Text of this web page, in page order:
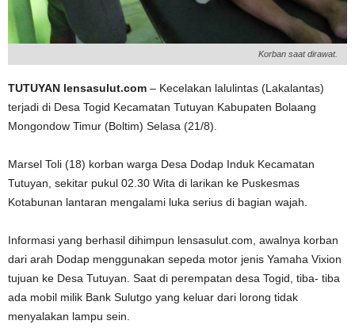
Korban saat dirawat.
TUTUYAN lensasulut.com – Kecelakan lalulintas (Lakalantas)
terjadi di Desa Togid Kecamatan Tutuyan Kabupaten Bolaang
Mongondow Timur (Boltim) Selasa (21/8).
Marsel Toli (18) korban warga Desa Dodap Induk Kecamatan
Tutuyan, sekitar pukul 02.30 Wita di larikan ke Puskesmas
Kotabunan lantaran mengalami luka serius di bagian wajah.
Informasi yang berhasil dihimpun lensasulut.com, awalnya korban
dari arah Dodap menggunakan sepeda motor jenis Yamaha Vixion
tujuan ke Desa Tutuyan. Saat di perempatan desa Togid, tiba- tiba
ada mobil milik Bank Sulutgo yang keluar dari lorong tidak
menyalakan lampu sein.